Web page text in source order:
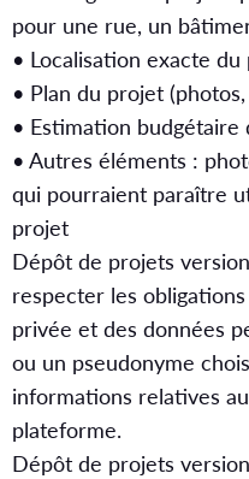
pour une rue, un
• Localisation exacte du
• Plan du projet
• Estimation budgétaire
• Autres éléments :
qui pourraient paraître
projet
Dépôt de projets
respecter les
privée et des données
ou un pseudonyme
informations relatives
plateforme.
Dépôt de projets